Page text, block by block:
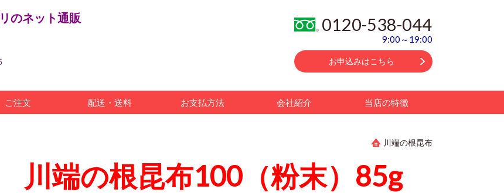
のネット通販 0120-538-044
9:00～19:00
お申込みはこちら
ご注文 配送・送料 お支払方法 会社紹介 当店の特徴
川端の根昆布
川端の根昆布100（粉末）85g